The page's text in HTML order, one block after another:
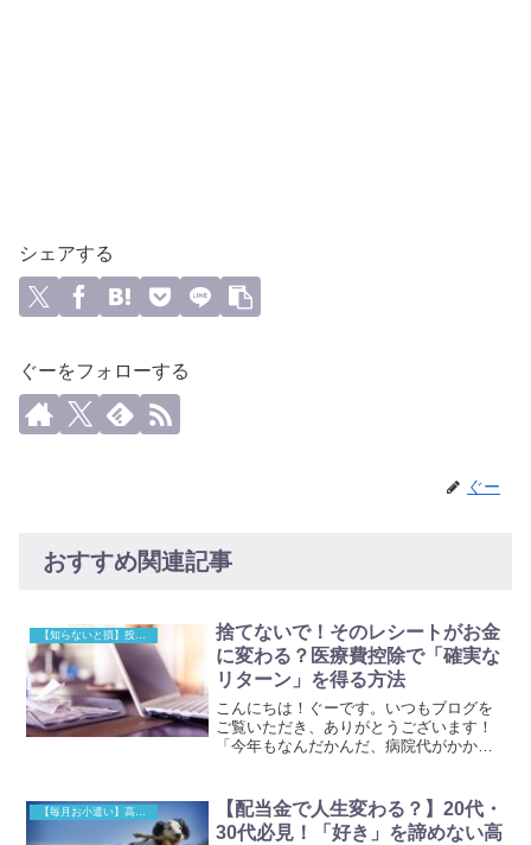
シェアする
ぐーをフォローする
ぐー
おすすめ関連記事
捨てないで！そのレシートがお金
に変わる？医療費控除で「確実な
リターン」を得る方法
こんにちは！ぐーです。いつもブログを
ご覧いただき、ありがとうございます！
「今年もなんだかんだ、病院代がかかっ
せんか？風邪、インフルエンザ、花粉
症、歯医者、自分だけでなく...
【毎月お小遣い】高配当株投資
【配当金で人生変わる？】20代・
30代必見！「好き」を諦めない高